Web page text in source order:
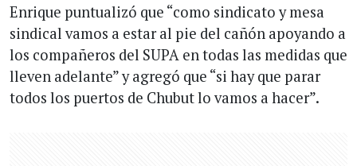
Enrique puntualizó que “como sindicato y mesa
sindical vamos a estar al pie del cañón apoyando a
los compañeros del SUPA en todas las medidas que
lleven adelante” y agregó que “si hay que parar
todos los puertos de Chubut lo vamos a hacer”.